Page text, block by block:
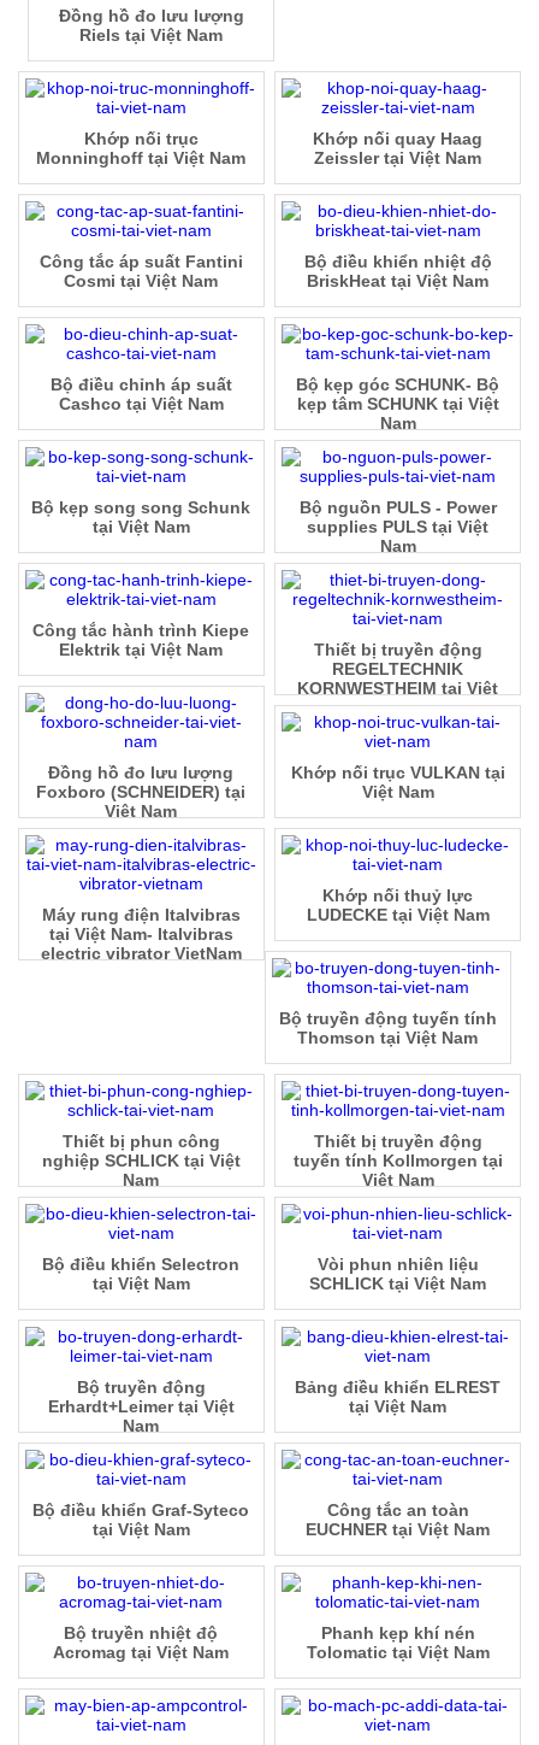
Đồng hồ đo lưu lượng
Riels tại Việt Nam
Khớp nối trục
Monninghoff tại Việt Nam
Khớp nối quay Haag
Zeissler tại Việt Nam
Công tắc áp suất Fantini
Cosmi tại Việt Nam
Bộ điều khiển nhiệt độ
BriskHeat tại Việt Nam
Bộ điều chỉnh áp suất
Cashco tại Việt Nam
Bộ kẹp góc SCHUNK- Bộ
kẹp tâm SCHUNK tại Việt
Nam
Bộ kẹp song song Schunk
tại Việt Nam
Bộ nguồn PULS - Power
supplies PULS tại Việt
Nam
Công tắc hành trình Kiepe
Elektrik tại Việt Nam
Thiết bị truyền động
REGELTECHNIK
KORNWESTHEIM tại Việt
Nam
Đồng hồ đo lưu lượng
Foxboro (SCHNEIDER) tại
Việt Nam
Khớp nối trục VULKAN tại
Việt Nam
Máy rung điện Italvibras
tại Việt Nam- Italvibras
electric vibrator VietNam
Khớp nối thuỷ lực
LUDECKE tại Việt Nam
Bộ truyền động tuyến tính
Thomson tại Việt Nam
Thiết bị truyền động
tuyến tính Kollmorgen tại
Việt Nam
Thiết bị phun công
nghiệp SCHLICK tại Việt
Nam
Vòi phun nhiên liệu
SCHLICK tại Việt Nam
Bộ điều khiển Selectron
tại Việt Nam
Bảng điều khiển ELREST
tại Việt Nam
Bộ truyền động
Erhardt+Leimer tại Việt
Nam
Công tắc an toàn
EUCHNER tại Việt Nam
Bộ điều khiển Graf-Syteco
tại Việt Nam
Phanh kẹp khí nén
Tolomatic tại Việt Nam
Bộ truyền nhiệt độ
Acromag tại Việt Nam